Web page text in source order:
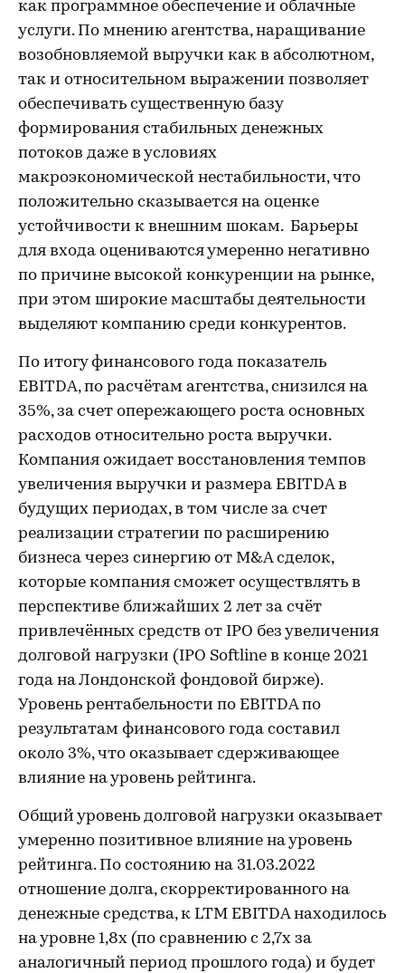
как программное обеспечение и облачные
услуги. По мнению агентства, наращивание
возобновляемой выручки как в абсолютном,
так и относительном выражении позволяет
обеспечивать существенную базу
формирования стабильных денежных
потоков даже в условиях
макроэкономической нестабильности, что
положительно сказывается на оценке
устойчивости к внешним шокам. Барьеры
для входа оцениваются умеренно негативно
по причине высокой конкуренции на рынке,
при этом широкие масштабы деятельности
выделяют компанию среди конкурентов.
По итогу финансового года показатель
EBITDA, по расчётам агентства, снизился на
35%, за счет опережающего роста основных
расходов относительно роста выручки.
Компания ожидает восстановления темпов
увеличения выручки и размера EBITDA в
будущих периодах, в том числе за счет
реализации стратегии по расширению
бизнеса через синергию от M&A сделок,
которые компания сможет осуществлять в
перспективе ближайших 2 лет за счёт
привлечённых средств от IPO без увеличения
долговой нагрузки (IPO Softline в конце 2021
года на Лондонской фондовой бирже).
Уровень рентабельности по EBITDA по
результатам финансового года составил
около 3%, что оказывает сдерживающее
влияние на уровень рейтинга.
Общий уровень долговой нагрузки оказывает
умеренно позитивное влияние на уровень
рейтинга. По состоянию на 31.03.2022
отношение долга, скорректированного на
денежные средства, к LTM EBITDA находилось
на уровне 1,8х (по сравнению с 2,7х за
аналогичный период прошлого года) и будет